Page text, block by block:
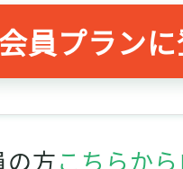
員プラン
の方こちらか